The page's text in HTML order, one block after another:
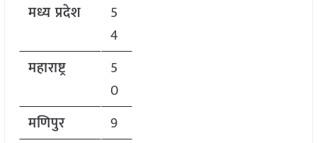
मध्य प्रदेश
5
4
महाराष्ट्र
5
0
मणिपुर
9